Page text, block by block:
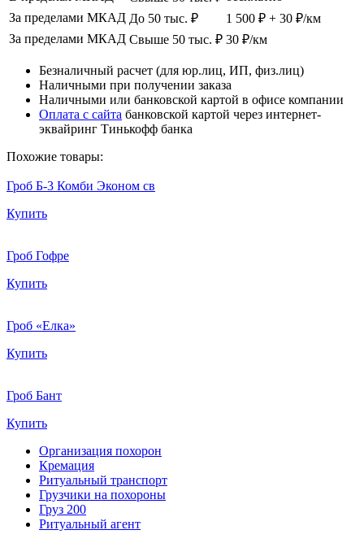
За пределами МКАД До 50 тыс. ₽
1 500 ₽ + 30 ₽/км
За пределами МКАД Свыше 50 тыс. ₽ 30 ₽/км
Безналичный расчет (для юр.лиц, ИП, физ.лиц)
Наличными при получении заказа
Наличными или банковской картой в офисе компании
Оплата с сайта банковской картой через интернет-
эквайринг Тинькофф банка
Похожие товары:
Гроб Б-3 Комби Эконом св
Купить
Гроб Гофре
Купить
Гроб «Елка»
Купить
Гроб Бант
Купить
Организация похорон
Кремация
Ритуальный транспорт
Грузчики на похороны
Груз 200
Ритуальный агент